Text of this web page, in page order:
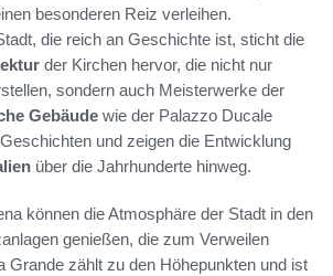
besonderen Reiz verleihen.
die reich an Geschichte ist, sticht die
der Kirchen hervor, die nicht nur
sondern auch Meisterwerke der
Gebäude wie der Palazzo Ducale
und zeigen die Entwicklung
über die Jahrhunderte hinweg.
können die Atmosphäre der Stadt in den
genießen, die zum Verweilen
Grande zählt zu den Höhepunkten und ist